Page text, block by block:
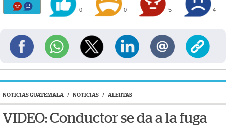
0 0 5 4
NOTICIAS GUATEMALA / NOTICIAS / ALERTAS
VIDEO: Conductor se da a la fuga